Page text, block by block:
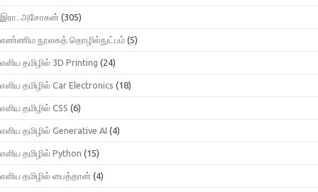
இரா. அசோகன் (305)
எண்ணிம நூலகத் தொழில்நுட்பம் (5)
எளிய தமிழில் 3D Printing (24)
எளிய தமிழில் Car Electronics (18)
எளிய தமிழில் CSS (6)
எளிய தமிழில் Generative AI (4)
எளிய தமிழில் Python (15)
எளிய தமிழில் பைத்தான் (4)